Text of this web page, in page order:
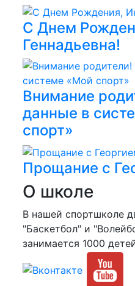
С Днем
Геннадьевна!
Внимание
данные в
спорт»
Прощание с
О школе
В нашей спортшколе
"Баскетбол" и
занимается 1000